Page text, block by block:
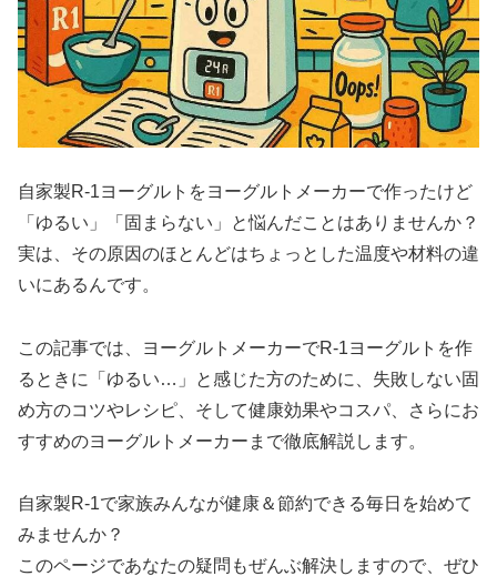
自家製R-1ヨーグルトをヨーグルトメーカーで作ったけど
「ゆるい」「固まらない」と悩んだことはありませんか？
実は、その原因のほとんどはちょっとした温度や材料の違
いにあるんです。
この記事では、ヨーグルトメーカーでR-1ヨーグルトを作
るときに「ゆるい…」と感じた方のために、失敗しない固
め方のコツやレシピ、そして健康効果やコスパ、さらにお
すすめのヨーグルトメーカーまで徹底解説します。
自家製R-1で家族みんなが健康＆節約できる毎日を始めて
みませんか？
このページであなたの疑問もぜんぶ解決しますので、ぜひ